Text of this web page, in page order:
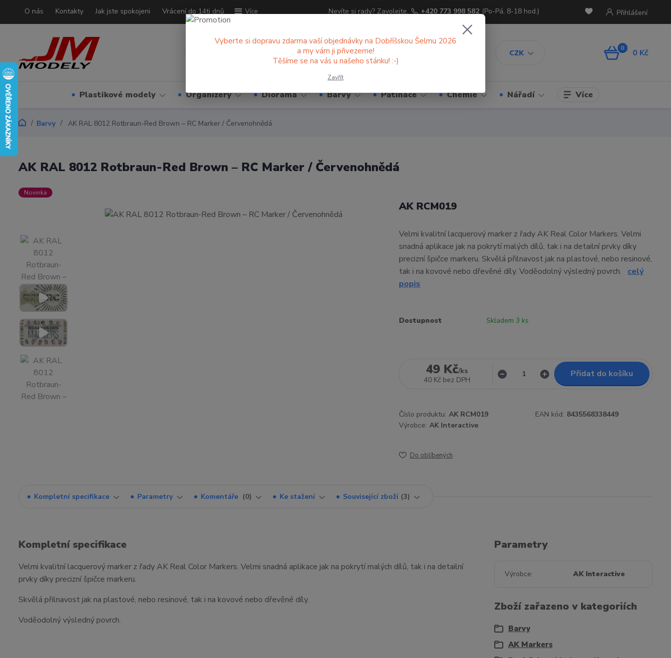
O nás Kontakty Jak jste spokojeni Vrácení do 14ti dnů Více
CZK
Přihlášení
Nevíte si rady? Zavolejte. +420 773 998 582 (Po-Pá, 8-18 hod.)
0 0 Kč
Plastikové modely Organizéry Diorama Barvy Patinace Chemie Nářadí Více
Barvy AK RAL 8012 Rotbraun-Red Brown – RC Marker / Červenohnědá
AK RAL 8012 Rotbraun-Red Brown – RC Marker / Červenohnědá
Novinka
AK RCM019
Velmi kvalitní lacquerový marker z řady AK Real Color Markers. Velmi
snadná aplikace jak na pokrytí malých dílů, tak i na detailní prvky díky
precizní špičce markeru. Skvělá přilnavost jak na plastové, nebo resinové,
tak i na kovové nebo dřevěné díly. Voděodolný výsledný povrch. celý
popis
Dostupnost Skladem 3 ks
49 Kč/ks
40 Kč bez DPH
Přidat do košíku
Číslo produktu: AK RCM019 EAN kód: 8435568338449
Výrobce: AK Interactive
Do oblíbených
Kompletní specifikace Parametry Komentáře 0 Ke stažení Související zboží 3
Kompletní specifikace
Velmi kvalitní lacquerový marker z řady AK Real Color Markers. Velmi snadná aplikace jak na pokrytí malých dílů, tak i na detailní
prvky díky precizní špičce markeru.
Skvělá přilnavost jak na plastové, nebo resinové, tak i na kovové nebo dřevěné díly.
Voděodolný výsledný povrch.
Parametry
Výrobce AK Interactive
Zboží zařazeno v kategoriích
Barvy
AK Markers
Vyberte si dopravu zdarma vaší objednávky na Dobříšskou Šelmu 2026
a my vám ji přivezeme!
Těšíme se na vás u našeho stánku! :-)
Zavřít